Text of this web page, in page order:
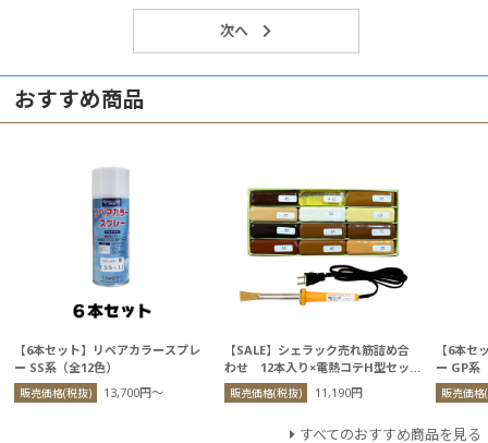
おすすめ商品
【6本セット】リペアカラースプレ
ー SS系（全12色）
販売価格(税抜) 13,700円〜
【SALE】シェラック売れ筋詰め合
わせ 12本入り×電熱コテH型セッ
ト
販売価格(税抜) 11,190円
【6本セ
ー GP系
販売価格
すべてのおすすめ商品を見る